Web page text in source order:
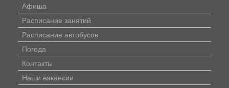
Афиша
Расписание занятий
Расписание автобусов
Погода
Контакты
Наши вакансии